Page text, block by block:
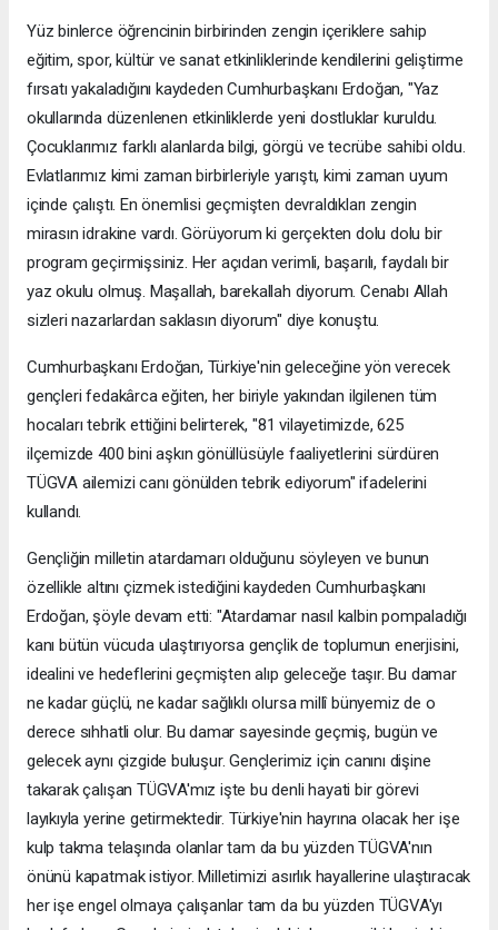
Yüz binlerce öğrencinin birbirinden zengin içeriklere sahip
eğitim, spor, kültür ve sanat etkinliklerinde kendilerini geliştirme
fırsatı yakaladığını kaydeden Cumhurbaşkanı Erdoğan, "Yaz
okullarında düzenlenen etkinliklerde yeni dostluklar kuruldu.
Çocuklarımız farklı alanlarda bilgi, görgü ve tecrübe sahibi oldu.
Evlatlarımız kimi zaman birbirleriyle yarıştı, kimi zaman uyum
içinde çalıştı. En önemlisi geçmişten devraldıkları zengin
mirasın idrakine vardı. Görüyorum ki gerçekten dolu dolu bir
program geçirmişsiniz. Her açıdan verimli, başarılı, faydalı bir
yaz okulu olmuş. Maşallah, barekallah diyorum. Cenabı Allah
sizleri nazarlardan saklasın diyorum" diye konuştu.
Cumhurbaşkanı Erdoğan, Türkiye'nin geleceğine yön verecek
gençleri fedakârca eğiten, her biriyle yakından ilgilenen tüm
hocaları tebrik ettiğini belirterek, "81 vilayetimizde, 625
ilçemizde 400 bini aşkın gönüllüsüyle faaliyetlerini sürdüren
TÜGVA ailemizi canı gönülden tebrik ediyorum" ifadelerini
kullandı.
Gençliğin milletin atardamarı olduğunu söyleyen ve bunun
özellikle altını çizmek istediğini kaydeden Cumhurbaşkanı
Erdoğan, şöyle devam etti: "Atardamar nasıl kalbin pompaladığı
kanı bütün vücuda ulaştırıyorsa gençlik de toplumun enerjisini,
idealini ve hedeflerini geçmişten alıp geleceğe taşır. Bu damar
ne kadar güçlü, ne kadar sağlıklı olursa millî bünyemiz de o
derece sıhhatli olur. Bu damar sayesinde geçmiş, bugün ve
gelecek aynı çizgide buluşur. Gençlerimiz için canını dişine
takarak çalışan TÜGVA'mız işte bu denli hayati bir görevi
layıkıyla yerine getirmektedir. Türkiye'nin hayrına olacak her işe
kulp takma telaşında olanlar tam da bu yüzden TÜGVA'nın
önünü kapatmak istiyor. Milletimizi asırlık hayallerine ulaştıracak
her işe engel olmaya çalışanlar tam da bu yüzden TÜGVA'yı